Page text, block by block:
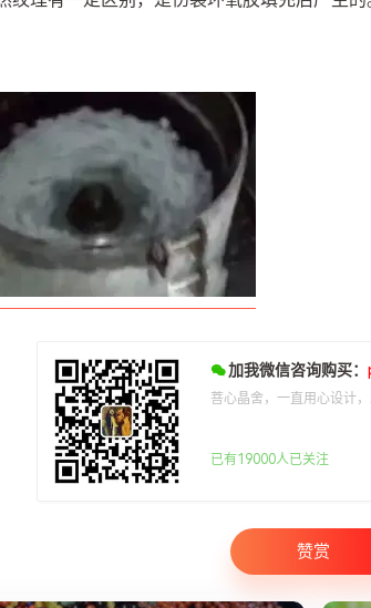
加我微信咨询购买：
菩心晶舍，一直用心设计
已有19000人已关注
赞赏